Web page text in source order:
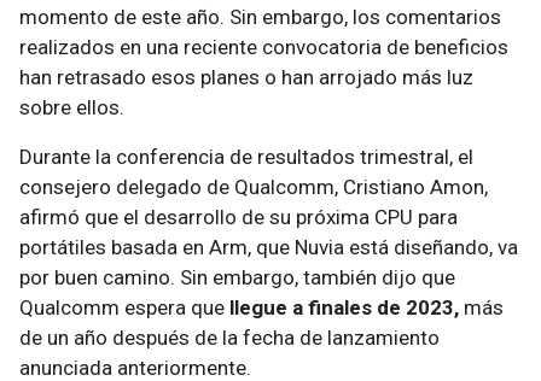
momento de este año. Sin embargo, los comentarios
realizados en una reciente convocatoria de beneficios
han retrasado esos planes o han arrojado más luz
sobre ellos.
Durante la conferencia de resultados trimestral, el
consejero delegado de Qualcomm, Cristiano Amon,
afirmó que el desarrollo de su próxima CPU para
portátiles basada en Arm, que Nuvia está diseñando, va
por buen camino. Sin embargo, también dijo que
Qualcomm espera que llegue a finales de 2023, más
de un año después de la fecha de lanzamiento
anunciada anteriormente.